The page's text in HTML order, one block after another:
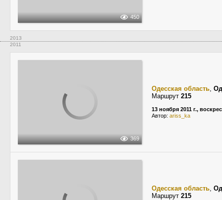
450
2013
2011
369
Одесская область,
Маршрут 215
13 ноября 2011 г.,
Автор: ariss_ka
Одесская область,
Маршрут 215